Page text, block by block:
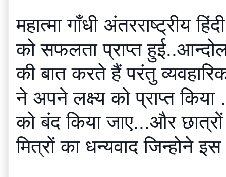
महात्मा गाँधी अंतरराष्ट्रीय
को सफलता प्राप्त
की बात करते हैं परंतु
ने अपने लक्ष्य को प्राप्त
को बंद किया जाए...और
मित्रों का धन्यवाद जिन्होने